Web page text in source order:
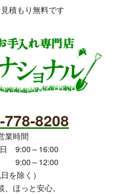
積もり無料です
778-8208
業時間
9:00～16:00
～12:00
日を除く）
、ほっと安心。